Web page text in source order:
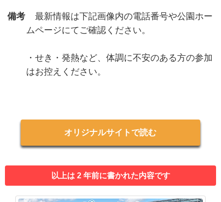
備考 最新情報は下記画像内の電話番号や公園ホー
ムページにてご確認ください。
・せき・発熱など、体調に不安のある方の参加
はお控えください。
オリジナルサイトで読む
以上は 2 年前に書かれた内容です